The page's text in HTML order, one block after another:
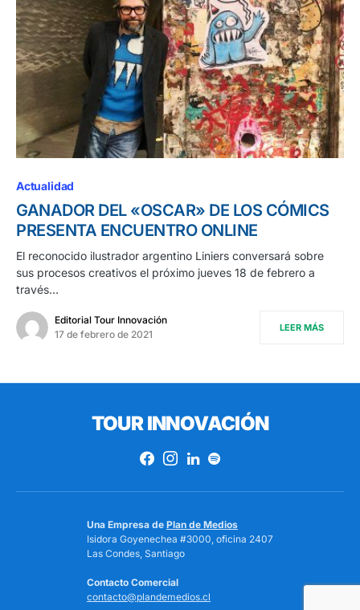
Actualidad
GANADOR DEL «OSCAR» DE LOS CÓMICS
PRESENTA ENCUENTRO ONLINE
El reconocido ilustrador argentino Liniers conversará sobre
sus procesos creativos el próximo jueves 18 de febrero a
través…
Editorial Tour Innovación
17 de febrero de 2021
LEER MÁS
TOUR INNOVACIÓN
Una Empresa de Plan de Medios
Isidora Goyenechea #3000, oficina 2407
Las Condes, Santiago
Contacto Comercial
contacto@plandemedios.cl